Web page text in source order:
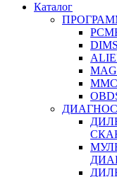
Каталог